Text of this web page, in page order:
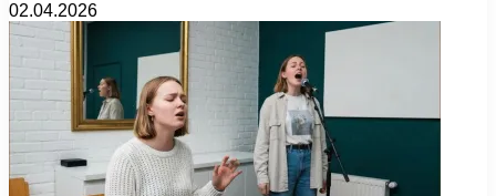
02.04.2026